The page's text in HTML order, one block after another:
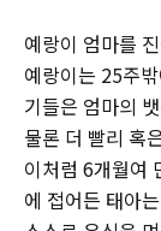
예랑이 엄마를
예랑이는 25주
기들은 엄마의
물론 더 빨리 혹
이처럼 6개월여
에 접어든 태아